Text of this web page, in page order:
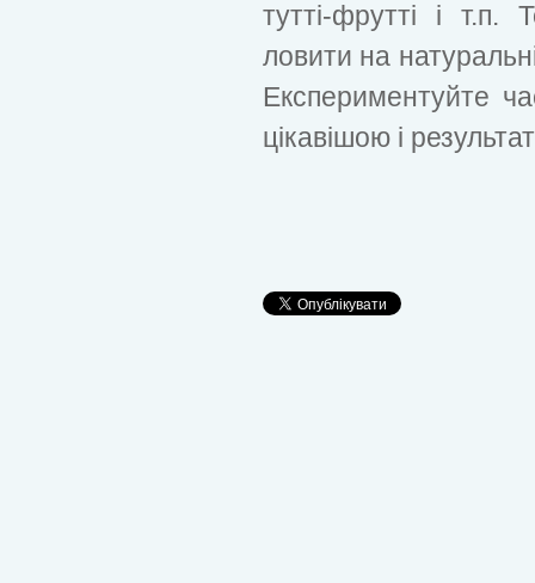
тутті-фрутті і
ловити на
Експериментуйте
цікавішою і